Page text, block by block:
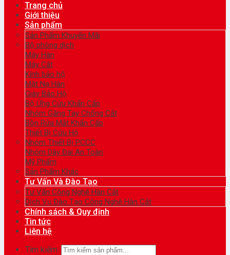
Trang chủ
Giới thiệu
Sản phẩm
Sản Phẩm Khuyến Mãi
Bộ phòng dịch
Máy Hàn
Máy Cắt
Kính bảo hộ
Mặt Nạ Hàn
Giày Bảo Hộ
Bộ Ứng Cứu Khẩn Cấp
Nhóm Găng Tay Chống Cắt
Bồn Rửa Mắt Khẩn Cấp
Thiết Bị Cứu Hộ
Nhóm Thiết Bị PCCC
Nhóm Dây Đai An Toàn
Mỹ Phẩm
Sản Phẩm Khác
Tư Vấn Và Đào Tạo
Tư Vấn Công Nghệ Hàn Cắt
Dịch Vụ Đào Tạo Công Nghệ Hàn Cắt
Chính sách & Quy định
Tin tức
Liên hệ
Tìm kiếm: